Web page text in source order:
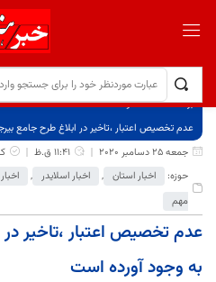
برگ نخست
نوشته‌ها
عدم تخصیص اعتبار ،تاخیر در ابلاغ طرح جامع
جمعه 25 دسامبر 2020
11:41 ق.ظ
حوزه:
اخبار استان , اخبار اسلایدر ,
مهم
عدم تخصیص اعتبار ،تاخیر در
به وجود آورده است